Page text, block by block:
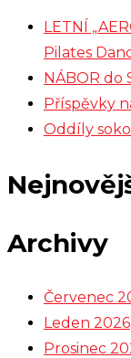
LETNÍ
Pilates
NÁBOR do
Příspěvky
Oddíly
Archivy
Červenec
Leden 2026
Prosinec